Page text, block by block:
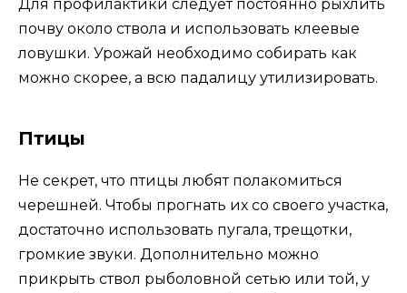
Для профилактики следует постоянно рыхлить
почву около ствола и использовать клеевые
ловушки. Урожай необходимо собирать как
можно скорее, а всю падалицу утилизировать.
Птицы
Не секрет, что птицы любят полакомиться
черешней. Чтобы прогнать их со своего участка,
достаточно использовать пугала, трещотки,
громкие звуки. Дополнительно можно
прикрыть ствол рыболовной сетью или той, у